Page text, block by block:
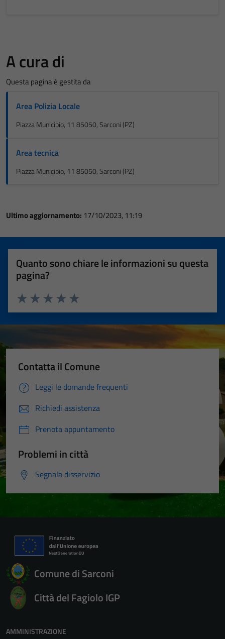
A cura di
Questa pagina è gestita da
Area Polizia Locale
Piazza Municipio, 11 85050, Sarconi (PZ)
Area tecnica
Piazza Municipio, 11 85050, Sarconi (PZ)
Ultimo aggiornamento: 17/10/2023, 11:19
Quanto sono chiare le informazioni su questa
pagina?
Valuta 5 stelle su 5
Valuta 4 stelle su 5
Valuta 3 stelle su 5
Valuta 2 stelle su 5
Valuta 1 stelle su 5
Contatta il Comune
Leggi le domande frequenti
Richiedi assistenza
Prenota appuntamento
Problemi in città
Segnala disservizio
Comune di Sarconi
Città del Fagiolo IGP
AMMINISTRAZIONE